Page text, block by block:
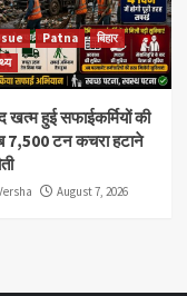
Patna
बिहार
खत्म हुई सफाईकर्मियों की
7,500 टन कचरा हटाने
August 7, 2026